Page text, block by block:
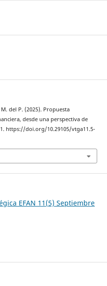
del P. (2025). Propuesta
desde una perspectiva de
https://doi.org/10.29105/vtga11.5-
EFAN 11(5) Septiembre